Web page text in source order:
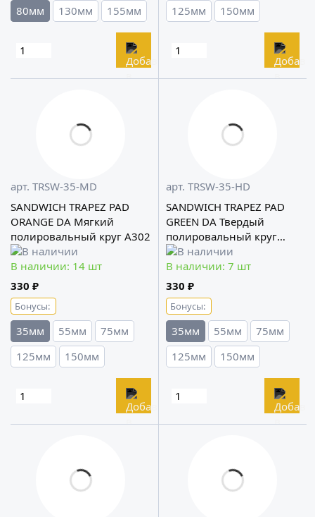
80мм 130мм 155мм
125мм
150мм
арт. TRSW-35-MD
SANDWICH TRAPEZ PAD
ORANGE DA Мягкий
полировальный круг A302
В наличии: 14 шт
330 ₽
Бонусы:
35мм 55мм
75мм
125мм
150мм
арт. TRSW-35-HD
SANDWICH TRAPEZ PAD
GREEN DA Твердый
полировальный круг
A302
В наличии: 7 шт
330 ₽
Бонусы:
35мм 55мм
75мм
125мм
150мм